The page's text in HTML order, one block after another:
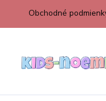
Obchodné